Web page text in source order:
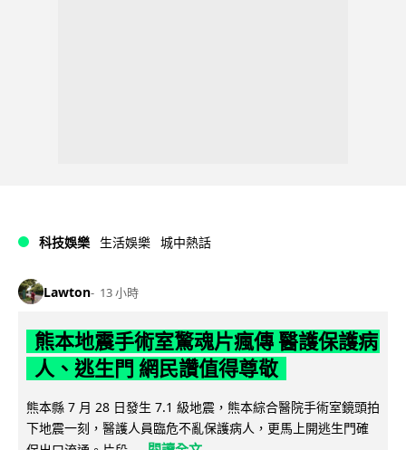
科技娛樂 生活娛樂 城中熱話
Lawton 13 小時
熊本地震手術室驚魂片瘋傳 醫護保護病
人、逃生門 網民讚值得尊敬
熊本縣 7 月 28 日發生 7.1 級地震，熊本綜合醫院手術室鏡頭拍
下地震一刻，醫護人員臨危不亂保護病人，更馬上開逃生門確